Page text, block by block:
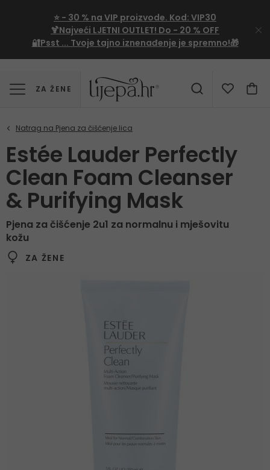
⭐ - 30 % na VIP proizvode. Kod: VIP30
🍹Najveći LJETNI OUTLET! Do - 20 % OFF
🔐Psst ... Tvoje tajno iznenađenje je spremno!🎁
ZA ŽENE
Estée Lauder Perfectly
Clean Foam Cleanser
& Purifying Mask
Pjena za čišćenje 2u1 za normalnu i mješovitu
kožu
ZA ŽENE